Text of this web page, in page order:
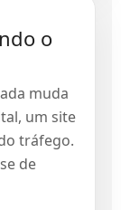
o
muda
um site
tráfego.
de